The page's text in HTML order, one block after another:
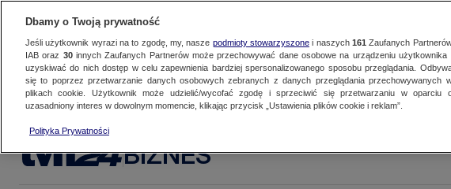
BIZNES
Dbamy o Twoją prywatność
Jeśli użytkownik wyrazi na to zgodę, my, nasze podmioty stowarzyszonei naszych 161 Zaufanych
IAB oraz 30innych Zaufanych Partnerów może przechowywać dane osobowe na urządzeniu użytkownika
uzyskiwać do nich dostęp w celu zapewnienia bardziej spersonalizowanego sposobu przeglądania.
się to poprzez przetwarzanie danych osobowych zebranych z danych przeglądania przechowywanych
plikach cookie. Użytkownik może udzielić/wycofać zgodę i sprzeciwić się przetwarzaniu w oparciu
uzasadniony interes w dowolnym momencie, klikając przycisk „Ustawienia plików cookie i reklam”.
Polityka Prywatności